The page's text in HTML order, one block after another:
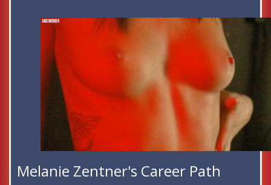
Melanie Zentner's Career Path